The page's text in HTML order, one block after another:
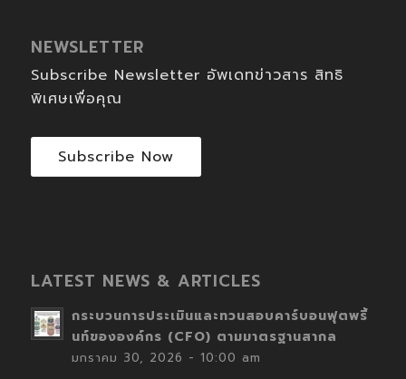
NEWSLETTER
Subscribe Newsletter อัพเดทข่าวสาร สิทธิ
พิเศษเพื่อคุณ
Subscribe Now
LATEST NEWS & ARTICLES
กระบวนการประเมินและทวนสอบคาร์บอนฟุตพริ้
นท์ขององค์กร (CFO) ตามมาตรฐานสากล
มกราคม 30, 2026 - 10:00 am